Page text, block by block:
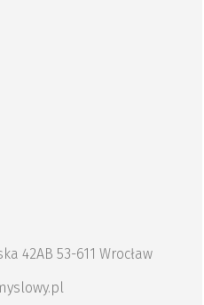
42AB 53-611 Wrocław